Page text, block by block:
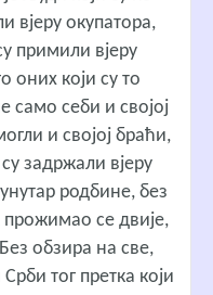
вјеру окупатора,
примили вјеру
оних који су то
само себи и својој
и својој браћи,
задржали вјеру
родбине, без
прожимао се двије,
обзира на све,
тог претка који